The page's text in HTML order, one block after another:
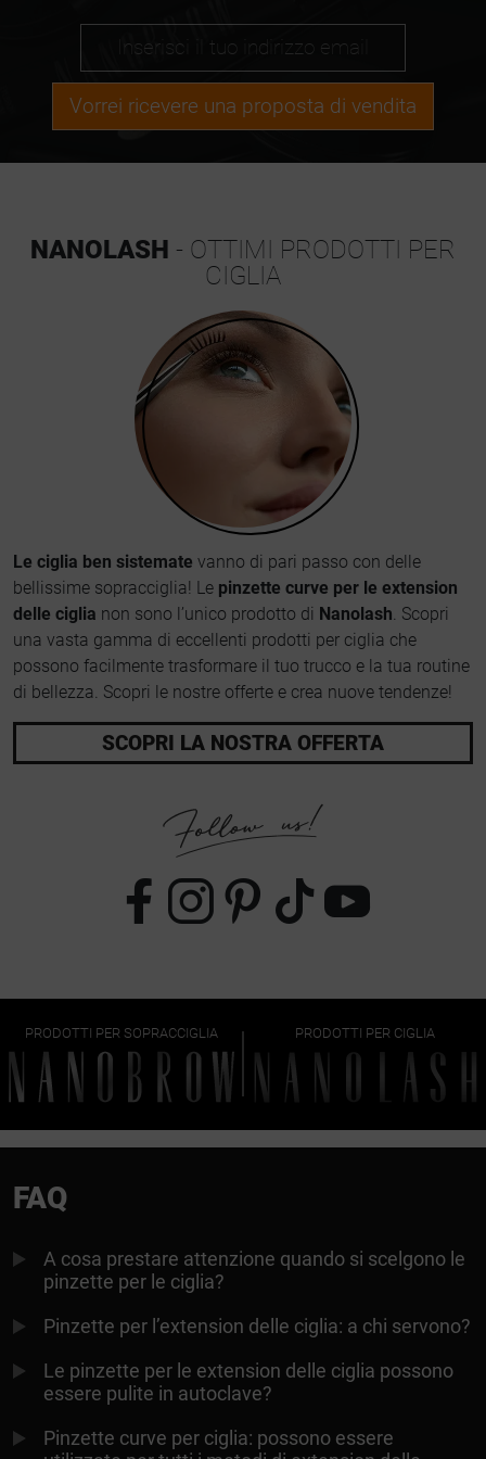
Vorrei ricevere una proposta di vendita
NANOLASH - OTTIMI PRODOTTI PER
CIGLIA
Le ciglia ben sistemate vanno di pari passo con delle
bellissime sopracciglia! Le pinzette curve per le extension
delle ciglia non sono l’unico prodotto di Nanolash . Scopri
una vasta gamma di eccellenti prodotti per ciglia che
possono facilmente trasformare il tuo trucco e la tua routine
di bellezza. Scopri le nostre offerte e crea nuove tendenze!
SCOPRI LA NOSTRA OFFERTA
PRODOTTI PER SOPRACCIGLIA PRODOTTI PER CIGLIA
FAQ
A cosa prestare attenzione quando si scelgono le
pinzette per le ciglia?
Pinzette per l’extension delle ciglia: a chi servono?
Le pinzette per le extension delle ciglia possono
essere pulite in autoclave?
Pinzette curve per ciglia: possono essere